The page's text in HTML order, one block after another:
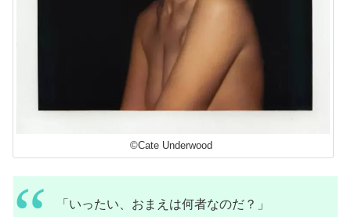
©Cate Underwood
「いったい、おまえは何者なのだ？」